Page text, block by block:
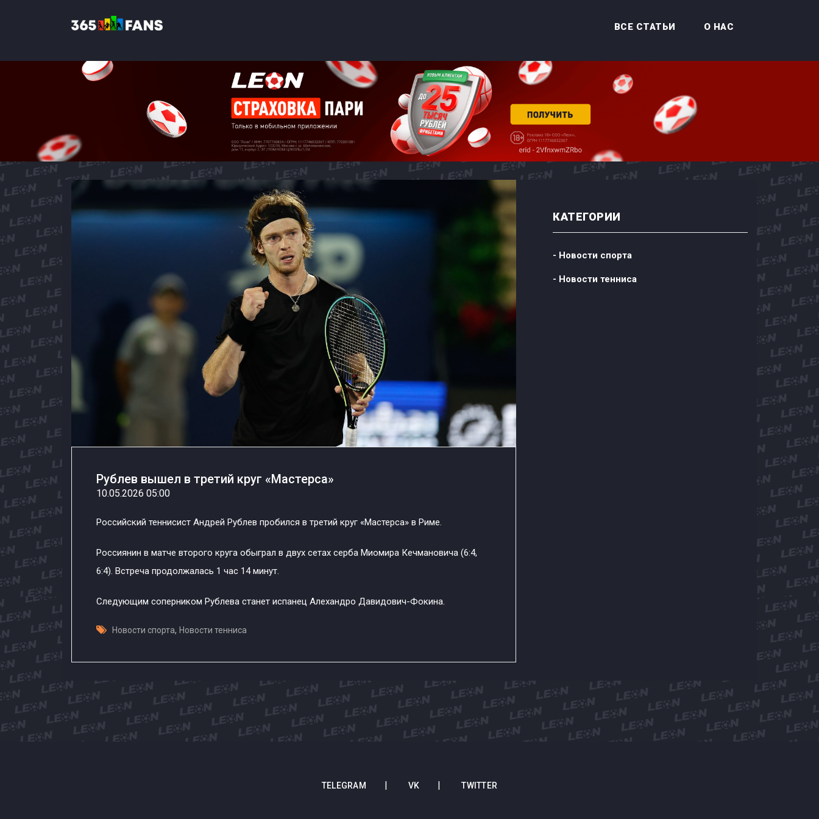
ВСЕ СТАТЬИ О НАС
Рублев вышел в третий круг «Мастерса»
10.05.2026 05:00
Российский теннисист Андрей Рублев пробился в третий круг «Мастерса» в Риме.
Россиянин в матче второго круга обыграл в двух сетах серба Миомира Кечмановича (6:4,
6:4). Встреча продолжалась 1 час 14 минут.
Следующим соперником Рублева станет испанец Алехандро Давидович-Фокина.
Новости спорта, Новости тенниса
КАТЕГОРИИ
- Новости спорта
- Новости тенниса
TELEGRAM VK TWITTER